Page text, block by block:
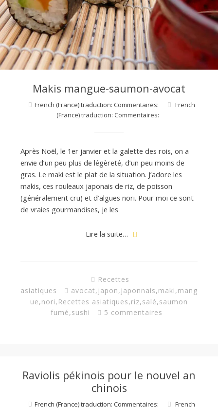
e
d
Makis mangue-saumon-avocat
French (France) traduction: Commentaires:
French
(France) traduction: Commentaires:
Après Noël, le 1er janvier et la galette des rois, on a
envie d’un peu plus de légèreté, d’un peu moins de
gras. Le maki est le plat de la situation. J’adore les
makis, ces rouleaux japonais de riz, de poisson
(généralement cru) et d’algues nori. Pour moi ce sont
de vraies gourmandises, je les
Lire la suite…
Recettes
asiatiques
avocat, japon, japonnais,maki,mang
ue,nori, Recettes asiatiques,riz,salé,saumon
fumé,sushi 5 commentaires
Raviolis pékinois pour le nouvel an
chinois
French (France) traduction: Commentaires:
French